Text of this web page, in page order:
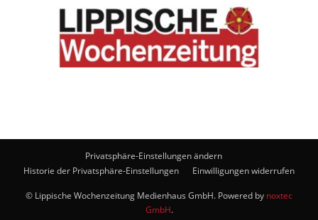
Privatsphäre-Einstellungen ändern
Historie der Privatsphäre-Einstellungen
Einwilligungen widerrufen
© Lippische Wochenzeitung Medienhaus GmbH. Powered by noxtec
GmbH.